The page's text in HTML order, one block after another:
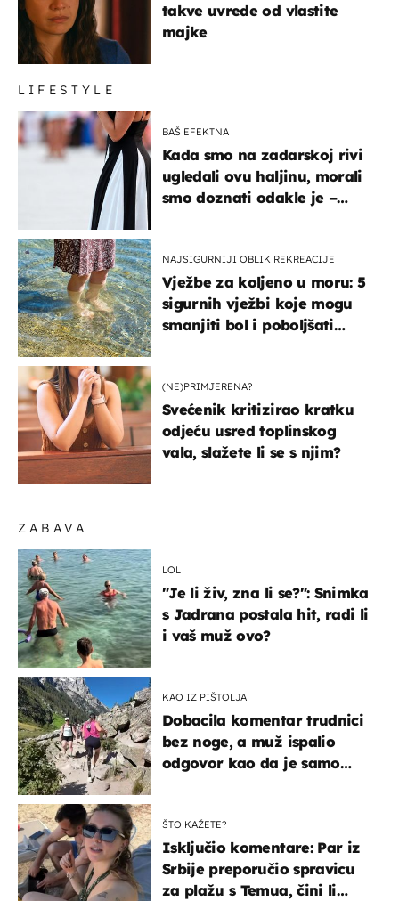
ZABAVA
LOL
"Je li živ, zna li se?": Snimka
s Jadrana postala hit, radi li
i vaš muž ovo?
KAO IZ PIŠTOLJA
Dobacila komentar trudnici
bez noge, a muž ispalio
odgovor kao da je samo
ŠTO KAŽETE?
Isključio komentare: Par iz
Srbije preporučio spravicu
za plažu s Temua, čini li
takve uvrede od vlastite
majke
LIFESTYLE
BAŠ EFEKTNA
Kada smo na zadarskoj rivi
ugledali ovu haljinu, morali
smo doznati odakle je –
NAJSIGURNIJI OBLIK REKREACIJE
Vježbe za koljeno u moru: 5
sigurnih vježbi koje mogu
smanjiti bol i poboljšati
(NE)PRIMJERENA?
Svećenik kritizirao kratku
odjeću usred toplinskog
vala, slažete li se s njim?